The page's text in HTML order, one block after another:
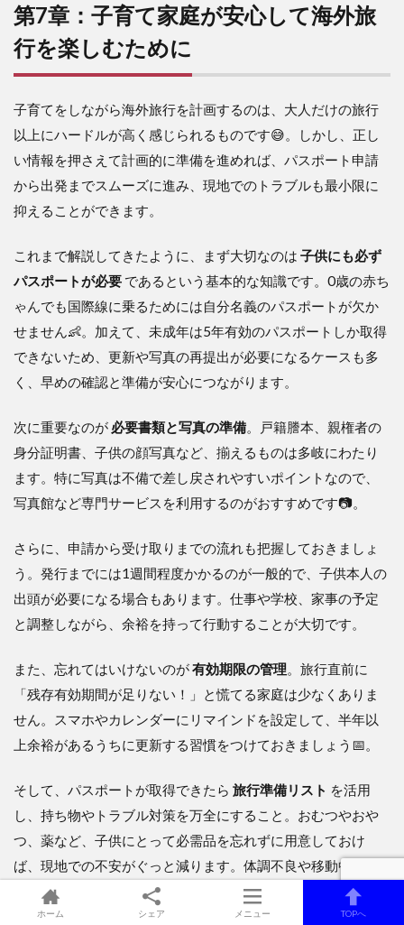
第7章：子育て家庭が安心して海外旅
行を楽しむために
子育てをしながら海外旅行を計画するのは、大人だけの旅行
以上にハードルが高く感じられるものです😅。しかし、正し
い情報を押さえて計画的に準備を進めれば、パスポート申請
から出発までスムーズに進み、現地でのトラブルも最小限に
抑えることができます。
これまで解説してきたように、まず大切なのは 子供にも必ず
パスポートが必要 であるという基本的な知識です。0歳の赤ち
ゃんでも国際線に乗るためには自分名義のパスポートが欠か
せません👶。加えて、未成年は5年有効のパスポートしか取得
できないため、更新や写真の再提出が必要になるケースも多
く、早めの確認と準備が安心につながります。
次に重要なのが 必要書類と写真の準備。戸籍謄本、親権者の
身分証明書、子供の顔写真など、揃えるものは多岐にわたり
ます。特に写真は不備で差し戻されやすいポイントなので、
写真館など専門サービスを利用するのがおすすめです📷。
さらに、申請から受け取りまでの流れも把握しておきましょ
う。発行までには1週間程度かかるのが一般的で、子供本人の
出頭が必要になる場合もあります。仕事や学校、家事の予定
と調整しながら、余裕を持って行動することが大切です。
また、忘れてはいけないのが有効期限の管理。旅行直前に
「残存有効期間が足りない！」と慌てる家庭は少なくありま
せん。スマホやカレンダーにリマインドを設定して、半年以
上余裕があるうちに更新する習慣をつけておきましょう📅。
そして、パスポートが取得できたら 旅行準備リスト を活用
し、持ち物やトラブル対策を万全にすること。おむつやおや
つ、薬など、子供にとって必需品を忘れずに用意しておけ
ば、現地での不安がぐっと減ります。体調不良や移動中のぐ
ずりなど、起こりがちなトラブルも事前に工夫しておけば大
きな問題になりません✨。
ホーム シェア メニュー TOPへ